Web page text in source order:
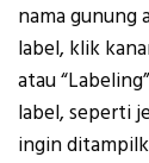
nama gunung
label, klik
atau
label, seperti
ingin